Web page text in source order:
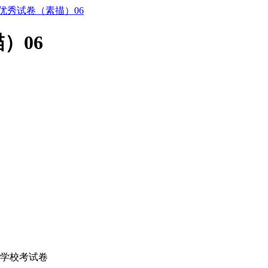
秀试卷（素描）06
06